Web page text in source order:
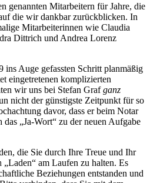
genannten Mitarbeitern für Jahre, die
die wir dankbar zurückblicken. In
Mitarbeiterinnen wie Claudia
Dittrich und Andrea Lorenz
ins Auge gefassten Schritt planmäßig
eingetretenen komplizierten
wir uns bei Stefan Grafganz
nicht der günstigste Zeitpunkt für so
davor, dass er beim Notar
„Ja-Wort“ zu der neuen Aufgabe
die Sie durch Ihre Treue und Ihr
„Laden“ am Laufen zu halten. Es
Beziehungen entstanden und